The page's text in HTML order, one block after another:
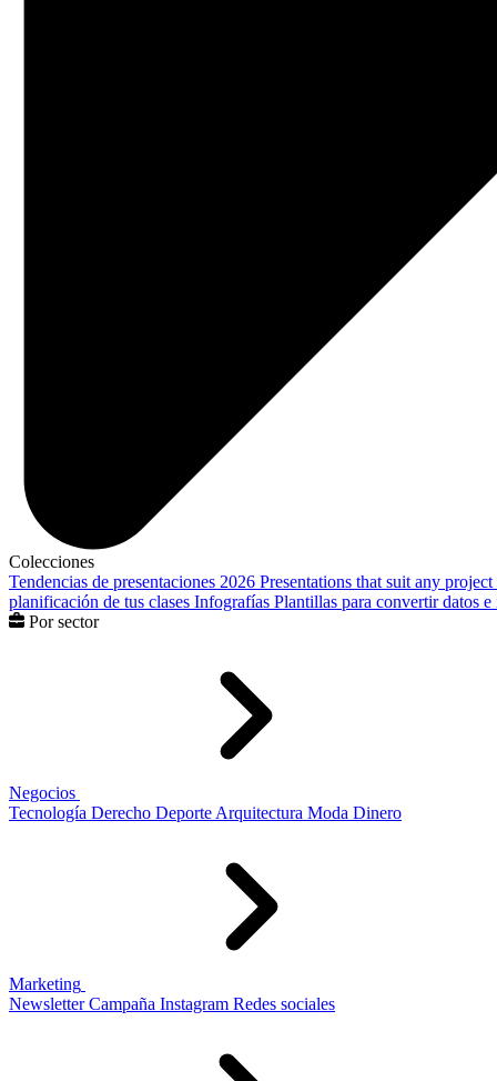
Colecciones
Tendencias de presentaciones 2026 Presentations that suit any project
planificación de tus clases Infografías Plantillas para convertir datos
Por sector
Negocios
Tecnología Derecho Deporte Arquitectura Moda Dinero
Marketing
Newsletter Campaña Instagram Redes sociales